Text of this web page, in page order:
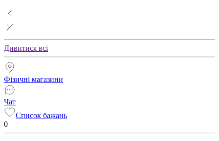
Дивитися всі
Фізичні магазини
Чат
Список бажань
0